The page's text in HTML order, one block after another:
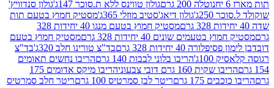
נוטלה 200 גרם
גולון טווינס ללא ת.סוכר 147ג'
גולון סנדוויץ'
250ג'
גולון דיאג'סטיב מוזלי 365ג'
מסטיק חמוץ בטעם תות
מסטיק חמוץ בטעם מנגו 40 יחידות 328
בטעמים שונים 40 יחידות 328 גרם
מסטיק חמוץ בטעם
40 יחידות 328 גרם
בד"צ טורינו חלב 320ג'
בד"צ
הריבו בלוני לבבות 140 גרם
הריבו נחשים תאומים
160 גרם דובי צבעוני
הריבו מיקס אדומים 175
175 גרם
ריטר לבן סמרטיס 100 גרם
ריטר חלב סמרטיס